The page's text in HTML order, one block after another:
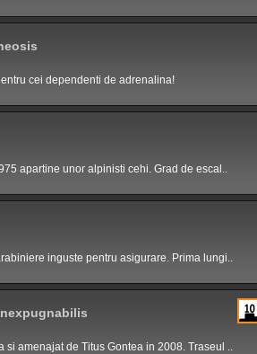
cei dependenti de adrenalina!
apartine unor alpinisti cehi. Grad de escal..
inguste pentru asigurare. Prima lungi..
si amenajat de Titus Gontea in 2008. Traseul ..